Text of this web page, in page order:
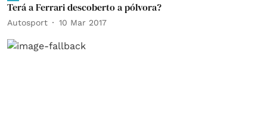
Terá a Ferrari descoberto a pólvora?
Autosport 10 Mar 2017